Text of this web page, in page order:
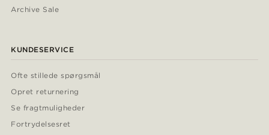
Archive Sale
KUNDESERVICE
Ofte stillede spørgsmål
Opret returnering
Se fragtmuligheder
Fortrydelsesret